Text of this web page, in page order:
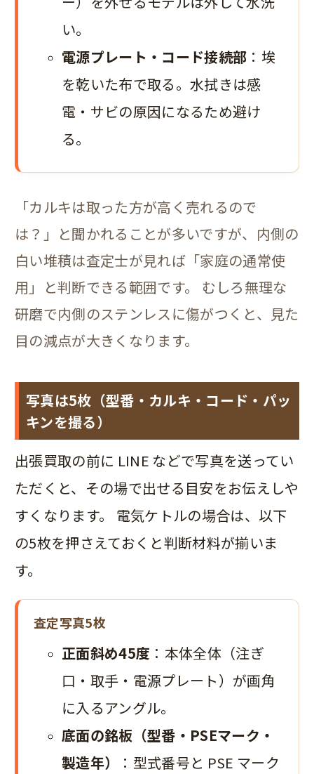
い。
電源プレート・コード接続部 ：埃
を乾いた布で取る。水拭きは感
電・サビの原因になるため避け
る。
「カルキは取った方が高く売れるので
は？」と聞かれることが多いですが、内側の
白い堆積は査定士が見れば「家庭の通常使
用」と判断できる範囲です。 むしろ無理な
研磨で内側のステンレスに傷がつくと、見た
目の減点が大きくなります。
写真は5枚（型番・カルキ・コード・パッ
キンを撮る）
出張買取の前に LINE などで写真を送ってい
ただくと、その場で出せる目安をお伝えしや
すくなります。 電気ケトルの場合は、以下
の5枚を押さえておくと判断材料が揃いま
す。
査定写真5枚
正面斜め45度 ：本体全体（注ぎ
口・取手・電源プレート）が画角
に入るアングル。
底面の銘板（型番・PSEマーク・
製造年）
：型式番号と PSE マーク